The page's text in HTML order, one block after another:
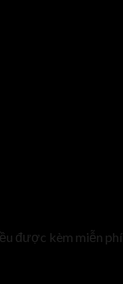
được kèm miễn phí